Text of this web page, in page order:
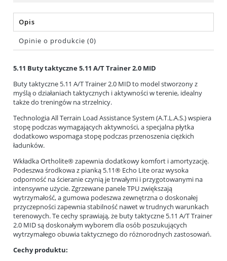
Opis
Opinie o produkcie (0)
5.11 Buty taktyczne 5.11 A/T Trainer 2.0 MID
Buty taktyczne 5.11 A/T Trainer 2.0 MID to model stworzony z
myślą o działaniach taktycznych i aktywności w terenie, idealny
także do treningów na strzelnicy.
Technologia All Terrain Load Assistance System (A.T.L.A.S.) wspiera
stopę podczas wymagających aktywności, a specjalna płytka
dodatkowo wspomaga stopę podczas przenoszenia ciężkich
ładunków.
Wkładka Ortholite® zapewnia dodatkowy komfort i amortyzację.
Podeszwa środkowa z pianką 5.11® Echo Lite oraz wysoka
odporność na ścieranie czynią je trwałymi i przygotowanymi na
intensywne użycie. Zgrzewane panele TPU zwiększają
wytrzymałość, a gumowa podeszwa zewnętrzna o doskonałej
przyczepności zapewnia stabilność nawet w trudnych warunkach
terenowych. Te cechy sprawiają, że buty taktyczne 5.11 A/T Trainer
2.0 MID są doskonałym wyborem dla osób poszukujących
wytrzymałego obuwia taktycznego do różnorodnych zastosowań.
Cechy produktu: